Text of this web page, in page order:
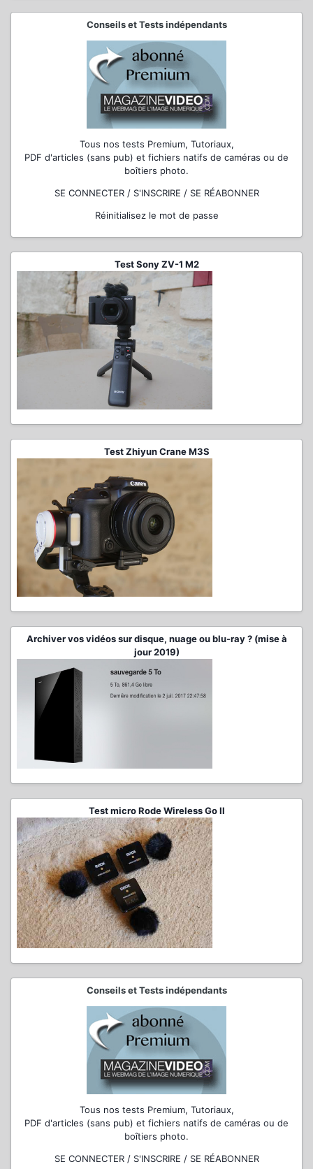
Conseils et Tests indépendants
Tous nos tests Premium, Tutoriaux,
PDF d'articles (sans pub) et fichiers natifs de caméras ou de
boîtiers photo.
SE CONNECTER / S'INSCRIRE / SE RÉABONNER
Réinitialisez le mot de passe
Test Sony ZV-1 M2
Test Zhiyun Crane M3S
Archiver vos vidéos sur disque, nuage ou blu-ray ? (mise à
jour 2019)
Test micro Rode Wireless Go II
Conseils et Tests indépendants
Tous nos tests Premium, Tutoriaux,
PDF d'articles (sans pub) et fichiers natifs de caméras ou de
boîtiers photo.
SE CONNECTER / S'INSCRIRE / SE RÉABONNER